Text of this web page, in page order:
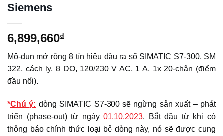
Siemens
6,899,660₫
Mô-đun mở rộng 8 tín hiệu đầu ra số SIMATIC S7-300, SM
322, cách ly, 8 DO, 120/230 V AC, 1 A, 1x 20-chân (điểm
đầu nối).
*Chú ý: dòng SIMATIC S7-300 sẽ ngừng sản xuất – phát
triển (phase-out) từ ngày01.10.2023. Bắt đầu từ khi có
thông báo chính thức loại bỏ dòng này, nó sẽ được cung